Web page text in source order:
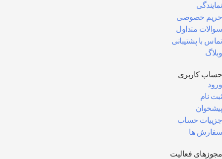
خصوصی
متداول
با پشتیبانی
کاربری
نام
حساب
ها
فعالیت